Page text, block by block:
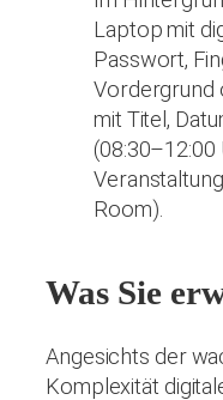
Was Sie
Angesichts der
Komplexität